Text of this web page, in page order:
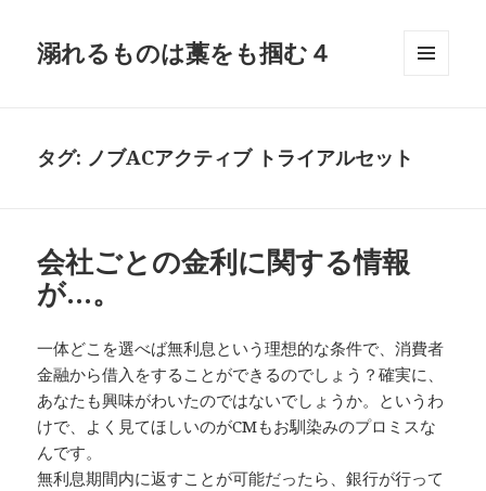
溺れるものは藁をも掴む４
タグ: ノブACアクティブ トライアルセット
会社ごとの金利に関する情報
が…。
一体どこを選べば無利息という理想的な条件で、消費者
金融から借入をすることができるのでしょう？確実に、
あなたも興味がわいたのではないでしょうか。というわ
けで、よく見てほしいのがCMもお馴染みのプロミスな
んです。
無利息期間内に返すことが可能だったら、銀行が行って